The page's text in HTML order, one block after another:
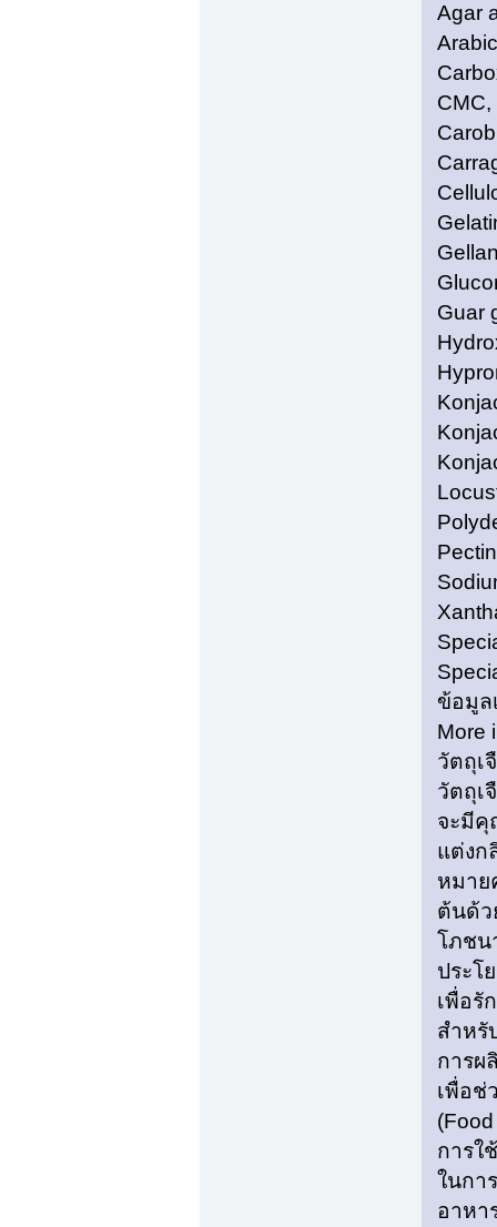
Agar
Guar
ข้อมูล
More
วัตถุเ
วัตถุเ
จะมีคุ
แต่งก
หมาย
ต้นด้ว
โภชน
ประโ
เพื่อรั
สำหรั
การผ
เพื่อช่
การใ
ในกา
อาหา